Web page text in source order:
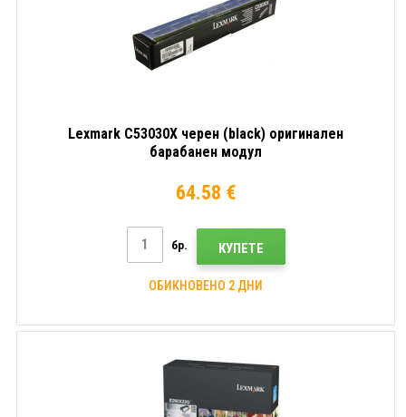
Lexmark C53030X черен (black) оригинален
барабанен модул
64.58 €
бр. КУПЕТЕ
ОБИКНОВЕНО 2 ДНИ